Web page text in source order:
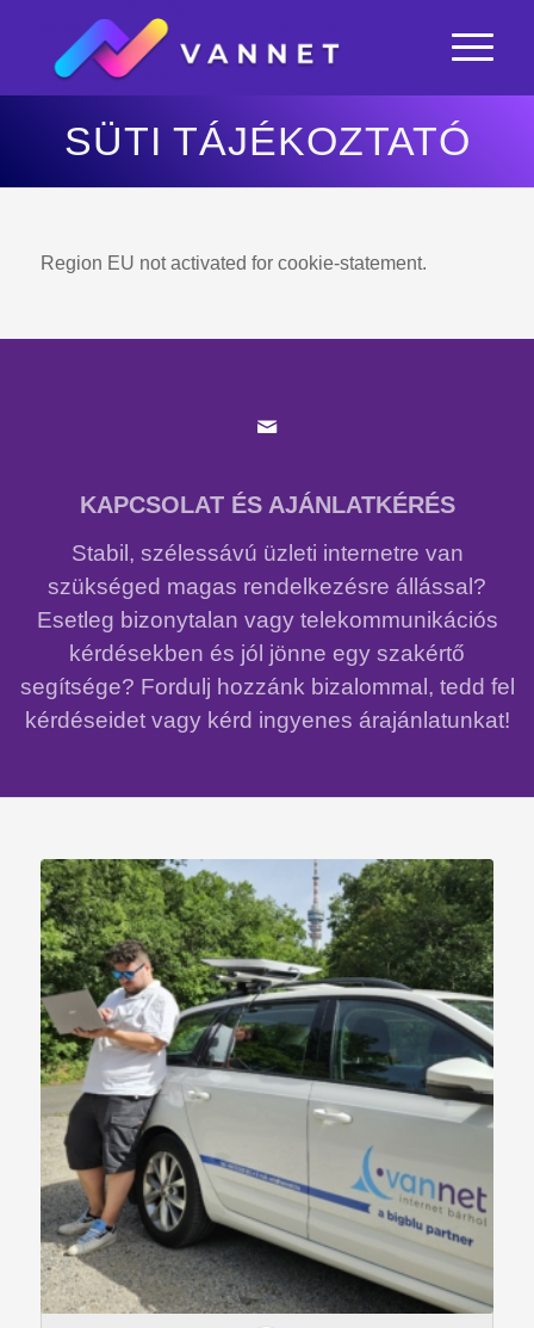
SÜTI TÁJÉKOZTATÓ
Region EU not activated for cookie-statement.
KAPCSOLAT ÉS AJÁNLATKÉRÉS
Stabil, szélessávú üzleti internetre van
szükséged magas rendelkezésre állással?
Esetleg bizonytalan vagy telekommunikációs
kérdésekben és jól jönne egy szakértő
segítsége? Fordulj hozzánk bizalommal, tedd fel
kérdéseidet vagy kérd ingyenes árajánlatunkat!